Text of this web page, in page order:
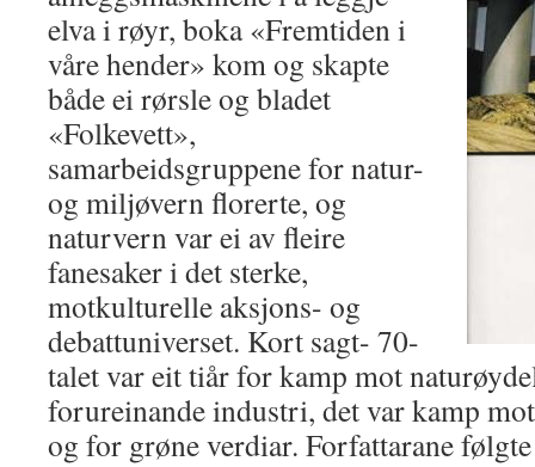
elva i røyr, boka «Fremtiden i
våre hender» kom og skapte
både ei rørsle og bladet
«Folkevett»,
samarbeidsgruppene for natur-
og miljøvern florerte, og
naturvern var ei av fleire
fanesaker i det sterke,
motkulturelle aksjons- og
debattuniverset. Kort sagt- 70-
talet var eit tiår for kamp mot
forureinande industri, det var kamp
og for grøne verdiar. Forfattarane